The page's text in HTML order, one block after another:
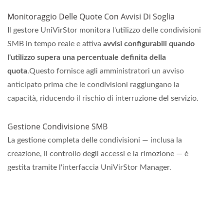
Monitoraggio Delle Quote Con Avvisi Di Soglia
Il gestore UniVirStor monitora l'utilizzo delle condivisioni
SMB in tempo reale e attiva avvisi configurabili quando
l'utilizzo supera una percentuale definita della
quota.Questo fornisce agli amministratori un avviso
anticipato prima che le condivisioni raggiungano la
capacità, riducendo il rischio di interruzione del servizio.
Gestione Condivisione SMB
La gestione completa delle condivisioni — inclusa la
creazione, il controllo degli accessi e la rimozione — è
gestita tramite l'interfaccia UniVirStor Manager.